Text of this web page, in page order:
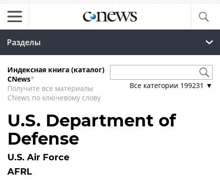
Разделы
Индексная книга (каталог)
CNews*
Получите все материалы
CNews по ключевому слову
Все категории 199231 ▼
U.S. Department of
Defense
U.S. Air Force
AFRL